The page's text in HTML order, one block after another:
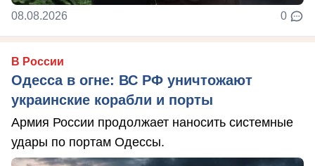
08.08.2026 0
В России
Одесса в огне: ВС РФ уничтожают
украинские корабли и порты
Армия России продолжает наносить системные
удары по портам Одессы.